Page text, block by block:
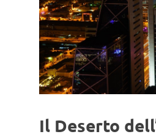
Il Deserto